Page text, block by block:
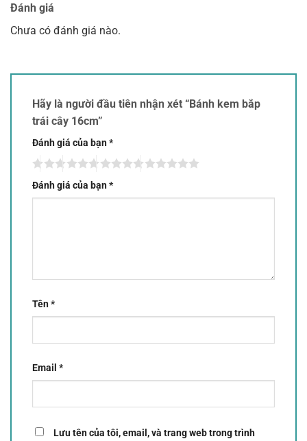
Đánh giá
Chưa có đánh giá nào.
Hãy là người đầu tiên nhận xét “Bánh kem bắp
trái cây 16cm”
Đánh giá của bạn*
Đánh giá của bạn*
Tên*
Email *
Lưu tên của tôi, email, và trang web trong trình